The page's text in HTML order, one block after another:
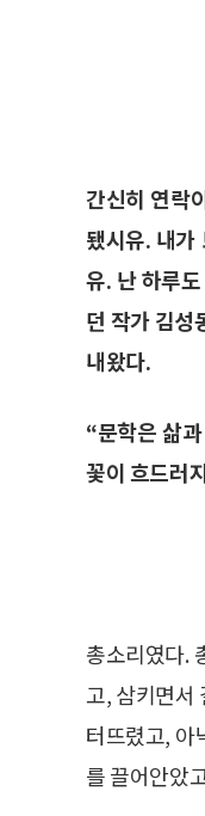
간신히 연락
됐시유. 내가
유. 난 하루
던 작가 김
내왔다.
“문학은 삶
꽃이 흐드러
총소리였다.
고, 삼키면서
터뜨렸고, 아
를 끌어안았